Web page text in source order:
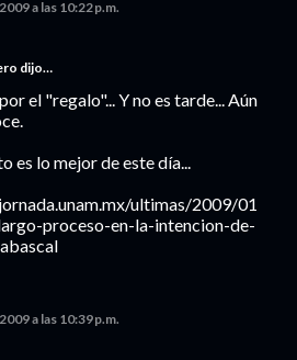
a las 10:22 p.m.
dijo…
el "regalo"... Y no es tarde... Aún
es lo mejor de este día...
ultimas/2009/01
proceso-en-la-intencion-de-
a las 10:39 p.m.